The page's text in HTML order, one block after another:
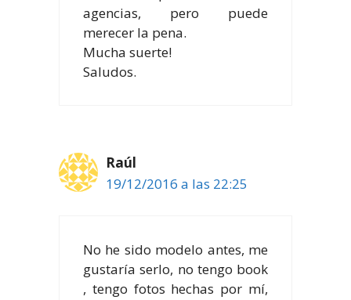
agencias, pero puede
merecer la pena.
Mucha suerte!
Saludos.
Raúl
19/12/2016 a las 22:25
No he sido modelo antes, me
gustaría serlo, no tengo book
, tengo fotos hechas por mí,